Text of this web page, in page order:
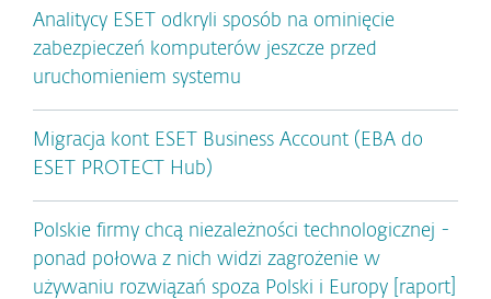
Analitycy ESET odkryli sposób na ominięcie
zabezpieczeń komputerów jeszcze przed
uruchomieniem systemu
Migracja kont ESET Business Account (EBA do
ESET PROTECT Hub)
Polskie firmy chcą niezależności technologicznej -
ponad połowa z nich widzi zagrożenie w
używaniu rozwiązań spoza Polski i Europy [raport]